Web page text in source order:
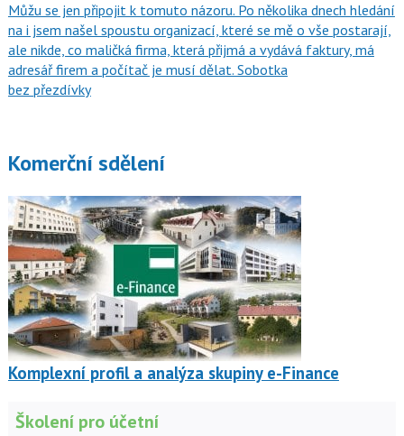
Můžu se jen připojit k tomuto názoru. Po několika dnech hledání
na i jsem našel spoustu organizací, které se mě o vše postarají,
ale nikde, co maličká firma, která přijmá a vydává faktury, má
adresář firem a počítač je musí dělat. Sobotka
bez přezdívky
Komerční sdělení
Komplexní profil a analýza skupiny e-Finance
Školení pro účetní